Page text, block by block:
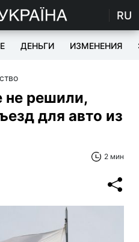
RU
ДЕНЬГИ ИЗМЕНЕНИЯ
не решили,
для авто из
2 мин